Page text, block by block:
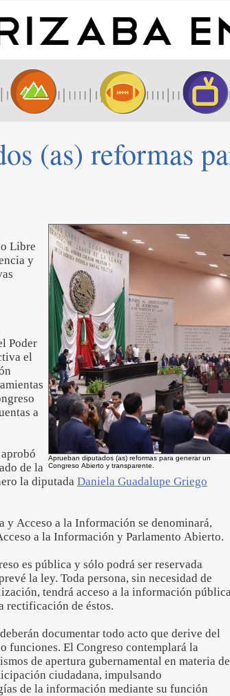
(as) reformas
Aprueban diputados (as) reformas para generar un
Congreso Abierto y transparente.
Libre
y
Poder
el
a
de la
la diputada Daniela Guadalupe Griego
y Acceso a la Información se denominará,
a la Información y Parlamento Abierto.
es pública y sólo podrá ser reservada
la ley. Toda persona, sin necesidad de
tendrá acceso a la información
rectificación de éstos.
documentar todo acto que derive del
funciones. El Congreso contemplará la
de apertura gubernamental en materia de
ciudadana, impulsando
de la información mediante su función